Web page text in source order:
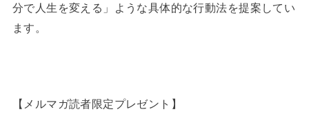
分で人生を変える」ような具体的な行動法を提案してい
ます。
【メルマガ読者限定プレゼント】